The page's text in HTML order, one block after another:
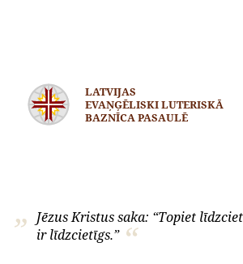
LATVIJAS
EVAŅĢĒLISKI LUTERISKĀ
BAZNĪCA PASAULĒ
Jēzus Kristus saka: “Topiet
ir līdzcietīgs.”